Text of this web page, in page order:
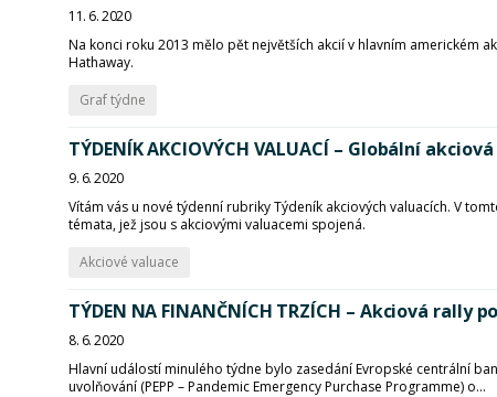
11. 6. 2020
Na konci roku 2013 mělo pět největších akcií v hlavním americkém
Hathaway.
Graf týdne
TÝDENÍK AKCIOVÝCH VALUACÍ – Globální
9. 6. 2020
Vítám vás u nové týdenní rubriky Týdeník akciových valuacích. V
témata, jež jsou s akciovými valuacemi spojená.
Akciové valuace
TÝDEN NA FINANČNÍCH TRZÍCH – Akciová rally
8. 6. 2020
Hlavní událostí minulého týdne bylo zasedání Evropské centrální
uvolňování (PEPP – Pandemic Emergency Purchase Programme) o...